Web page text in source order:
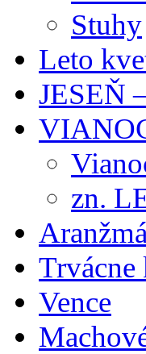
Stuhy
Leto
JESEŇ
zn.
Trvácne
Vence